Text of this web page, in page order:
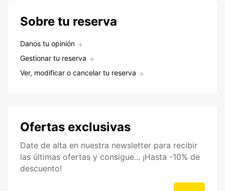
Sobre tu reserva
Danos tu opinión
Gestionar tu reserva
Ver, modificar o cancelar tu reserva
Ofertas exclusivas
Date de alta en nuestra newsletter para recibir
las últimas ofertas y consigue... ¡Hasta -10% de
descuento!